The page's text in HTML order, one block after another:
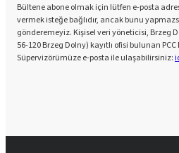
Bültene abone olmak için lütfen e-posta
vermek isteğe bağlıdır, ancak bunu
gönderemeyiz. Kişisel veri yöneticisi, Brzeg
56-120 Brzeg Dolny) kayıtlı ofisi bulunan
Süpervizörümüze e-posta ile ulaşabilirsiniz: